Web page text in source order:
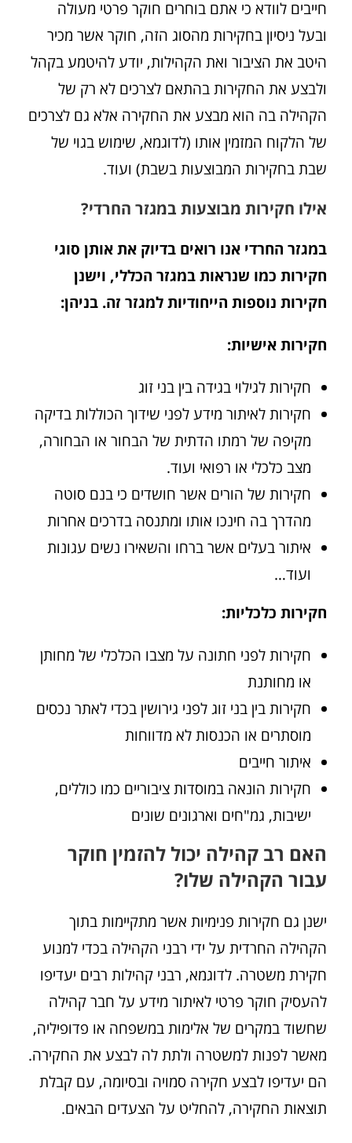
חייבים לוודא כי אתם בוחרים חוקר פרטי מעולה
ובעל ניסיון בחקירות מהסוג הזה, חוקר אשר מכיר
היטב את הציבור ואת הקהילות, יודע להיטמע בקהל
ולבצע את החקירות בהתאם לצרכים לא רק של
הקהילה בה הוא מבצע את החקירה אלא גם לצרכים
של הלקוח המזמין אותו (לדוגמא, שימוש בגוי של
שבת בחקירות המבוצעות בשבת) ועוד.
אילו חקירות מבוצעות במגזר החרדי?
במגזר החרדי אנו רואים בדיוק את אותן סוגי
חקירות כמו שנראות במגזר הכללי, וישנן
חקירות נוספות הייחודיות למגזר זה. בניהן:
חקירות אישיות:
חקירות לגילוי בגידה בין בני זוג
חקירות לאיתור מידע לפני שידוך הכוללות בדיקה
מקיפה של רמתו הדתית של הבחור או הבחורה,
מצב כלכלי או רפואי ועוד.
חקירות של הורים אשר חושדים כי בנם סוטה
מהדרך בה חינכו אותו ומתנסה בדרכים אחרות
איתור בעלים אשר ברחו והשאירו נשים עגונות
ועוד…
חקירות כלכליות:
חקירות לפני חתונה על מצבו הכלכלי של מחותן
או מחותנת
חקירות בין בני זוג לפני גירושין בכדי לאתר נכסים
מוסתרים או הכנסות לא מדווחות
איתור חייבים
חקירות הונאה במוסדות ציבוריים כמו כוללים,
ישיבות, גמ"חים וארגונים שונים
האם רב קהילה יכול להזמין חוקר
עבור הקהילה שלו?
ישנן גם חקירות פנימיות אשר מתקיימות בתוך
הקהילה החרדית על ידי רבני הקהילה בכדי למנוע
חקירת משטרה. לדוגמא, רבני קהילות רבים יעדיפו
להעסיק חוקר פרטי לאיתור מידע על חבר קהילה
שחשוד במקרים של אלימות במשפחה או פדופיליה,
מאשר לפנות למשטרה ולתת לה לבצע את החקירה.
הם יעדיפו לבצע חקירה סמויה ובסיומה, עם קבלת
תוצאות החקירה, להחליט על הצעדים הבאים.